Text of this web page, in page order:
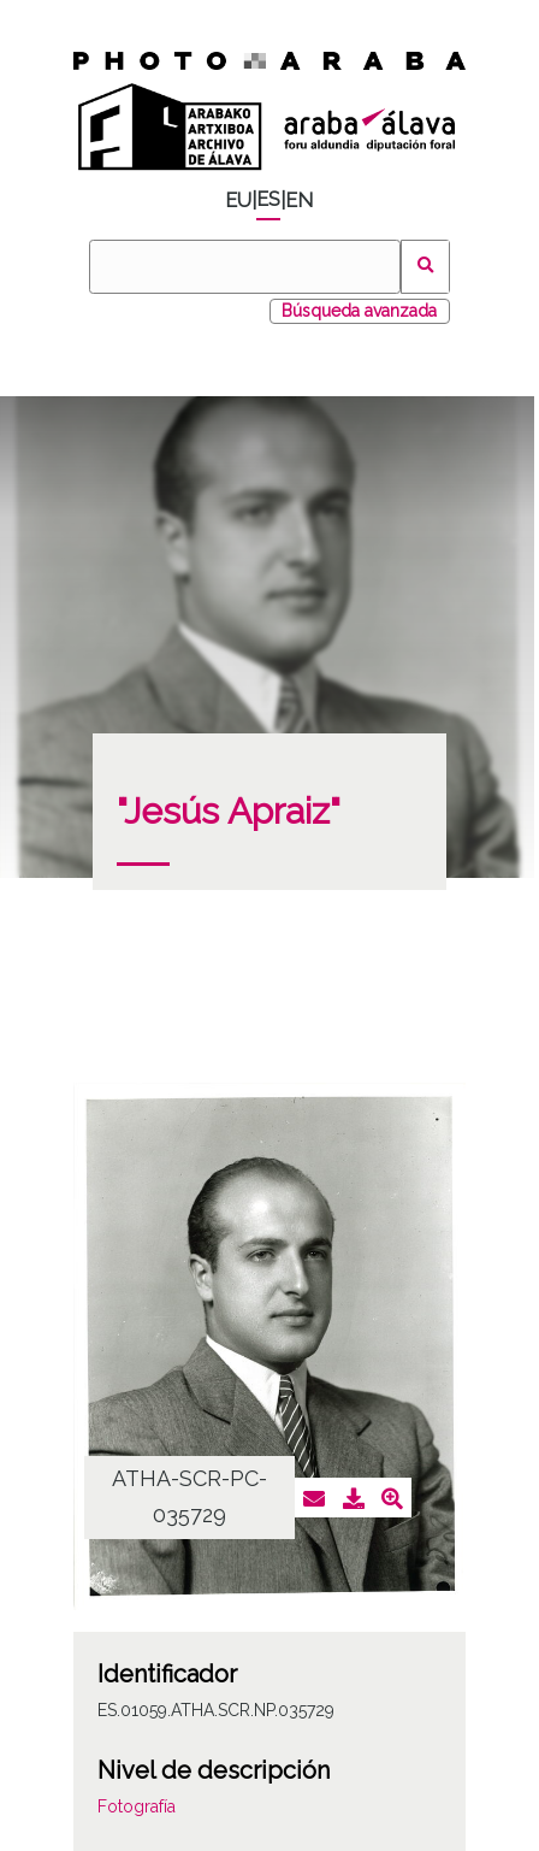
EU ES EN
Búsqueda avanzada
"Jesús Apraiz"
ATHA-SCR-PC-
035729
Identificador
ES.01059.ATHA.SCR.NP.035729
Nivel de descripción
Fotografía